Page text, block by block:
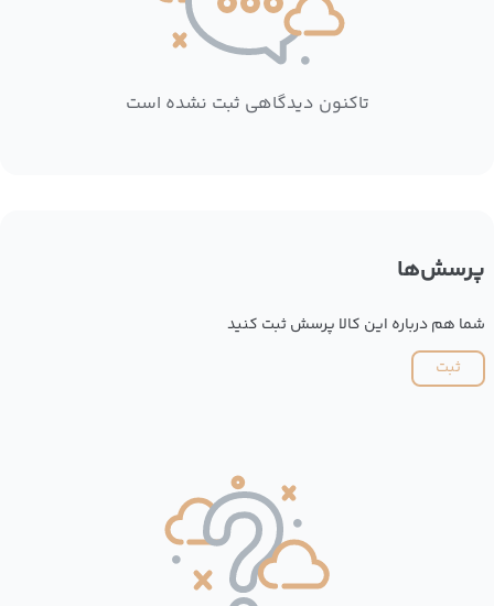
تاکنون دیدگاهی ثبت نشده است
پرسش‌ها
شما هم درباره این کالا پرسش ثبت کنید
ثبت